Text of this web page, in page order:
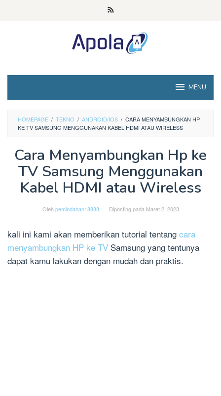
MENU
HOMEPAGE / TEKNO / ANDROID/IOS / CARA MENYAMBUNGKAN HP
KE TV SAMSUNG MENGGUNAKAN KABEL HDMI ATAU WIRELESS
Cara Menyambungkan Hp ke
TV Samsung Menggunakan
Kabel HDMI atau Wireless
Olehpemindahan18833 Diposting pada Maret 2, 2023
kali ini kami akan memberikan tutorial tentang cara
menyambungkan HP ke TV Samsung yang tentunya
dapat kamu lakukan dengan mudah dan praktis.